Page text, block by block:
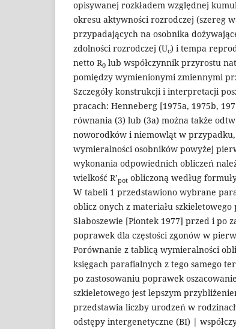
opisywanej rozkładem względnej
okresu aktywności rozrodczej (szereg
przypadających na osobnika
zdolności rozrodczej (Uc) i tempa
netto R0 lub współczynnik przyrostu
pomiędzy wymienionymi zmiennymi
Szczegóły konstrukcji i interpretacji
pracach: Henneberg [1975a, 1975b,
równania (3) lub (3a) można także
noworodków i niemowląt w
wymieralności osobników powyżej
wykonania odpowiednich obliczeń
wielkość R’pot obliczoną według
W tabeli 1 przedstawiono wybrane
oblicz onych z materiału
Słaboszewie [Piontek 1977] przed i po
poprawek dla częstości zgonów w
Porównanie z tablicą wymieralności
księgach parafialnych z tego samego
po zastosowaniu poprawek
szkieletowego jest lepszym
przedstawia liczby urodzeń w
odstępy intergenetyczne (BI) |